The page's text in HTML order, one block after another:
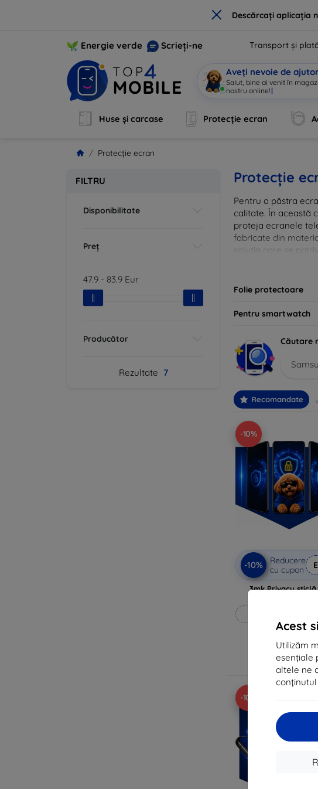
× Descărcați aplicația
Acest
Utilizăm
esențiale
altele ne
Energie verde Scrieți-ne Transport și
Aveți nevoie de
Salut, bine ai venit în
nostru online!|
Huse și carcase Protecție ecran
Protecție ecran
FILTRU
Disponibilitate
Preț
47.9 - 83.9 Eur
Producător
Rezultate 7
Protecție
Pentru a păstra
calitate. În această
proteja ecranele
fabricate din
soluția care se
Folie protectoare
Pentru smartwatch
Căutare
Recomandate
-10%
-10%
Reducere
cu cupon
3mk Privacy
104 lei
94 lei
În stoc 3 buc
-10%